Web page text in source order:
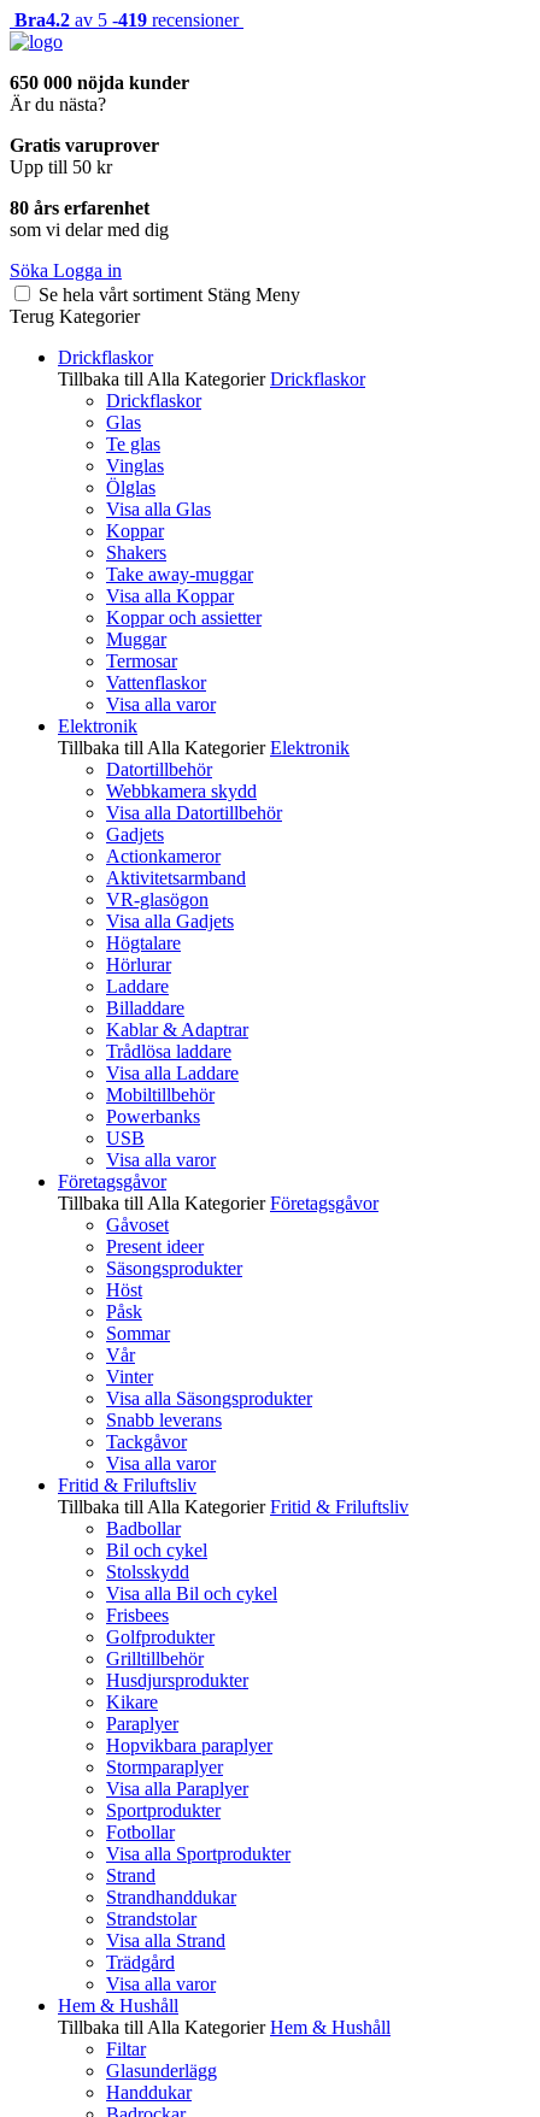
Bra4.2 av 5 -419 recensioner
650 000 nöjda kunder
Är du nästa?
Gratis varuprover
Upp till 50 kr
80 års erfarenhet
som vi delar med dig
Söka Logga in
Se hela vårt sortiment Stäng Meny
Terug Kategorier
Drickflaskor
Tillbaka till Alla Kategorier Drickflaskor
Drickflaskor
Glas
Te glas
Vinglas
Ölglas
Visa alla Glas
Koppar
Shakers
Take away-muggar
Visa alla Koppar
Koppar och assietter
Muggar
Termosar
Vattenflaskor
Visa alla varor
Elektronik
Tillbaka till Alla Kategorier Elektronik
Datortillbehör
Webbkamera skydd
Visa alla Datortillbehör
Gadjets
Actionkameror
Aktivitetsarmband
VR-glasögon
Visa alla Gadjets
Högtalare
Hörlurar
Laddare
Billaddare
Kablar & Adaptrar
Trådlösa laddare
Visa alla Laddare
Mobiltillbehör
Powerbanks
USB
Visa alla varor
Företagsgåvor
Tillbaka till Alla Kategorier Företagsgåvor
Gåvoset
Present ideer
Säsongsprodukter
Höst
Påsk
Sommar
Vår
Vinter
Visa alla Säsongsprodukter
Snabb leverans
Tackgåvor
Visa alla varor
Fritid & Friluftsliv
Tillbaka till Alla Kategorier Fritid & Friluftsliv
Badbollar
Bil och cykel
Stolsskydd
Visa alla Bil och cykel
Frisbees
Golfprodukter
Grilltillbehör
Husdjursprodukter
Kikare
Paraplyer
Hopvikbara paraplyer
Stormparaplyer
Visa alla Paraplyer
Sportprodukter
Fotbollar
Visa alla Sportprodukter
Strand
Strandhanddukar
Strandstolar
Visa alla Strand
Trädgård
Visa alla varor
Hem & Hushåll
Tillbaka till Alla Kategorier Hem & Hushåll
Filtar
Glasunderlägg
Handdukar